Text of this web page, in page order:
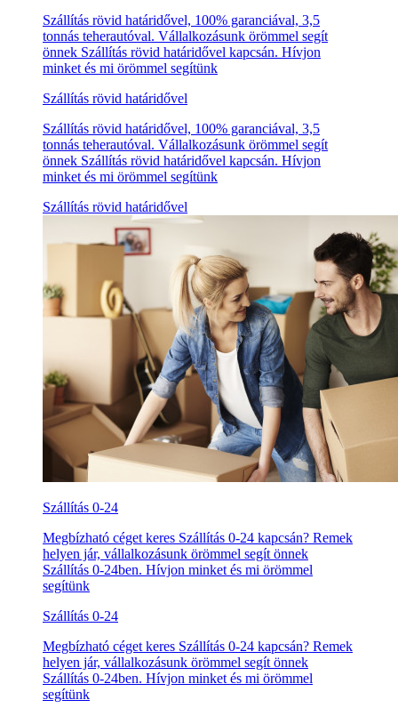
Szállítás rövid határidővel, 100% garanciával, 3,5
tonnás teherautóval. Vállalkozásunk örömmel segít
önnek Szállítás rövid határidővel kapcsán. Hívjon
minket és mi örömmel segítünk
Szállítás rövid határidővel
Szállítás rövid határidővel, 100% garanciával, 3,5
tonnás teherautóval. Vállalkozásunk örömmel segít
önnek Szállítás rövid határidővel kapcsán. Hívjon
minket és mi örömmel segítünk
Szállítás rövid határidővel
Szállítás 0-24
Megbízható céget keres Szállítás 0-24 kapcsán? Remek
helyen jár, vállalkozásunk örömmel segít önnek
Szállítás 0-24ben. Hívjon minket és mi örömmel
segítünk
Szállítás 0-24
Megbízható céget keres Szállítás 0-24 kapcsán? Remek
helyen jár, vállalkozásunk örömmel segít önnek
Szállítás 0-24ben. Hívjon minket és mi örömmel
segítünk